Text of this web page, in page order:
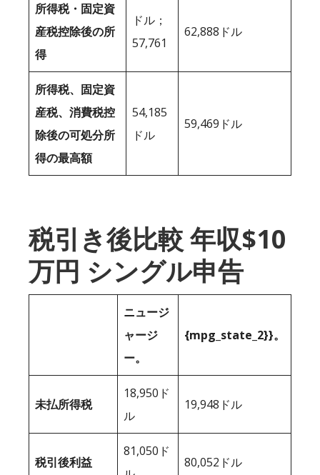
所得税・固定資
産税控除後の所
得
ドル；
57,761
62,888ドル
所得税、固定資
産税、消費税控
除後の可処分所
得の最高額
54,185
ドル
59,469ドル
税引き後比較 年収$10
万円 シングル申告
ニュージ
ャージ
ー。
{mpg_state_2}}。
未払所得税
18,950ド
ル
19,948ドル
税引後利益
81,050ド
80,052ドル